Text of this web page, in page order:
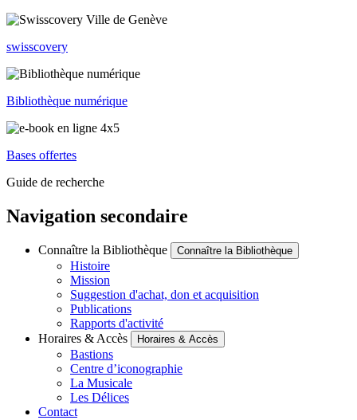
swisscovery
Bibliothèque numérique
Bases offertes
Guide de recherche
Navigation secondaire
Connaître la Bibliothèque Connaître la Bibliothèque
Histoire
Mission
Suggestion d'achat, don et acquisition
Publications
Rapports d'activité
Horaires & Accès
Horaires & Accès
Bastions
Centre d’iconographie
La Musicale
Les Délices
Contact